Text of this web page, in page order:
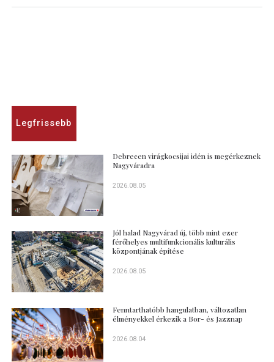
Legfrissebb
Debrecen virágkocsijai idén is megérkeznek
Nagyváradra
2026.08.05
Jól halad Nagyvárad új, több mint ezer
férőhelyes multifunkcionális kulturális
központjának építése
2026.08.05
Fenntarthatóbb hangulatban, változatlan
élményekkel érkezik a Bor- és Jazznap
2026.08.04